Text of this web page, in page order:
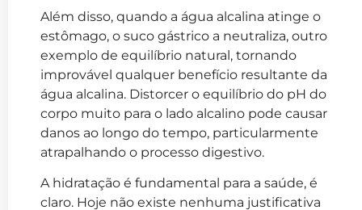
Além disso, quando a água alcalina atinge o
estômago, o suco gástrico a neutraliza, outro
exemplo de equilíbrio natural, tornando
improvável qualquer benefício resultante da
água alcalina. Distorcer o equilíbrio do pH do
corpo muito para o lado alcalino pode causar
danos ao longo do tempo, particularmente
atrapalhando o processo digestivo.
A hidratação é fundamental para a saúde, é
claro. Hoje não existe nenhuma justificativa